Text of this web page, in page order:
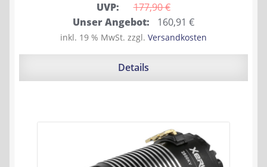
UVP: 177,90 €
Ursprünglicher
Preis
war:
Unser Angebot: 160,91€Aktueller
Preis
ist:
inkl. 19 % MwSt. zzgl. Versandkosten
Details